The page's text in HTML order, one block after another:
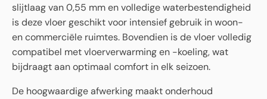
slijtlaag van 0,55 mm en volledige waterbestendigheid
is deze vloer geschikt voor intensief gebruik in woon-
en commerciële ruimtes. Bovendien is de vloer volledig
compatibel met vloerverwarming en -koeling, wat
bijdraagt aan optimaal comfort in elk seizoen.
De hoogwaardige afwerking maakt onderhoud